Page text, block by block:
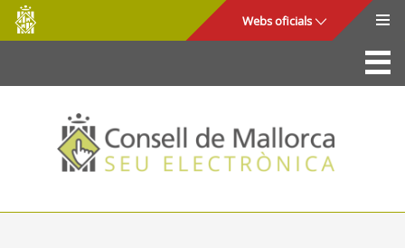
Salta al contingut principal
Consell
de
Mallorca
Webs oficials
La Seu
Consell de Mallorca
Accés i seguretat
Utilitats